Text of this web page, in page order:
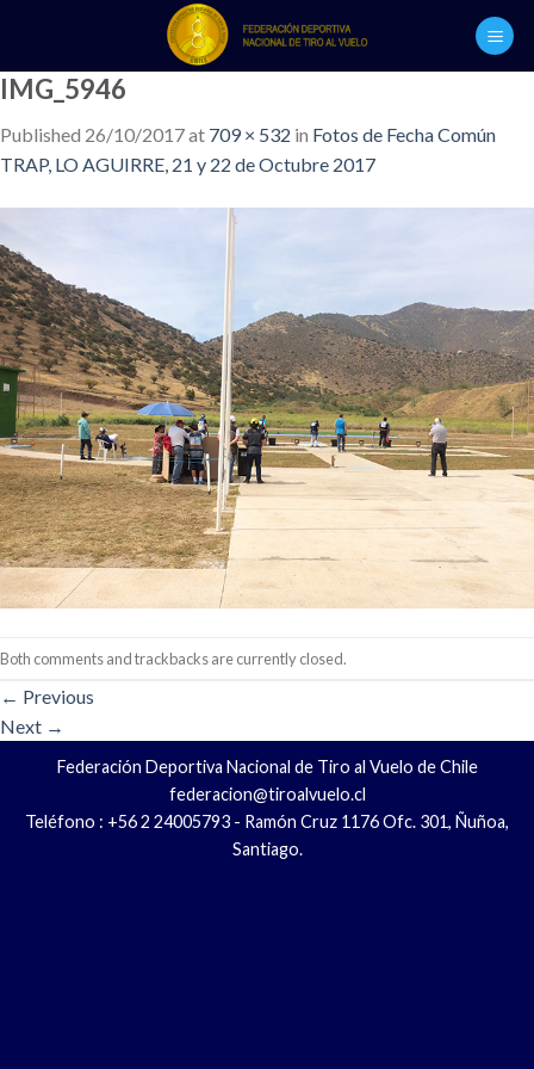
content
IMG_5946
Published 26/10/2017at 709 × 532 in Fotos de Fecha Común
TRAP, LO AGUIRRE, 21 y 22 de Octubre 2017
Both comments and trackbacks are currently closed.
← Previous
Next →
Federación Deportiva Nacional de Tiro al Vuelo de Chile
federacion@tiroalvuelo.cl
Teléfono : +56 2 24005793 - Ramón Cruz 1176 Ofc. 301, Ñuñoa,
Santiago.